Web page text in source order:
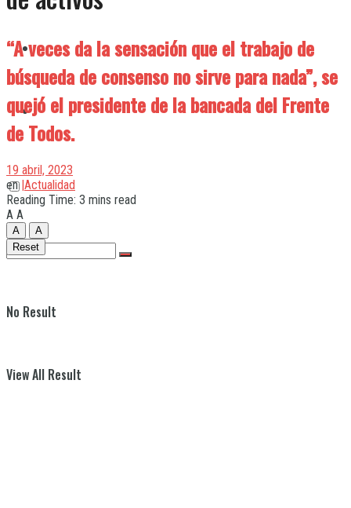
Quilmes
Varela
No Result
View All Result
“A veces da la sensación que el trabajo de
búsqueda de consenso no sirve para nada”, se
quejó el presidente de la bancada del Frente
de Todos.
19 abril, 2023
en |Actualidad
Reading Time: 3 mins read
A A
A
A
Reset